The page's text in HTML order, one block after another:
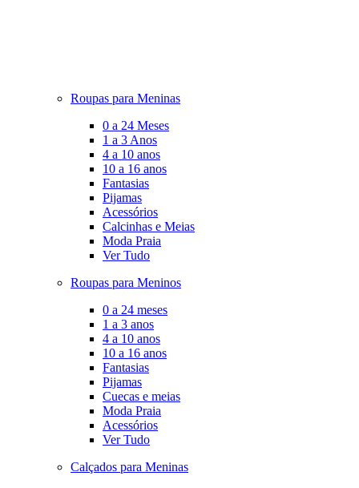
Roupas para Meninas
0 a 24 Meses
1 a 3 Anos
4 a 10 anos
10 a 16 anos
Fantasias
Pijamas
Acessórios
Calcinhas e Meias
Moda Praia
Ver Tudo
Roupas para Meninos
0 a 24 meses
1 a 3 anos
4 a 10 anos
10 a 16 anos
Fantasias
Pijamas
Cuecas e meias
Moda Praia
Acessórios
Ver Tudo
Calçados para Meninas